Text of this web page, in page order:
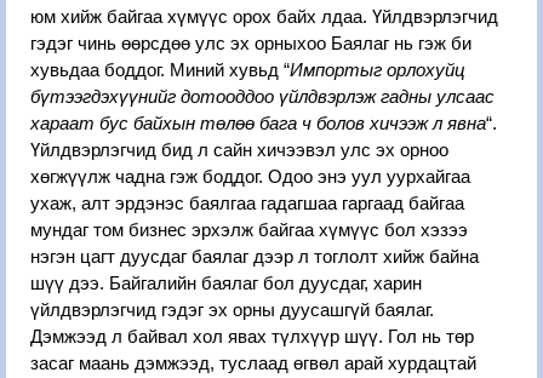
юм хийж байгаа хүмүүс орох байх лдаа. Үйлдвэрлэгчид
гэдэг чинь өөрсдөө улс эх орныхоо Баялаг нь гэж би
хувьдаа боддог. Миний хувьд “Импортыг орлохуйц
бүтээгдэхүүнийг дотооддоо үйлдвэрлэж гадны улсаас
хараат бус байхын төлөө бага ч болов хичээж л явна“.
Үйлдвэрлэгчид бид л сайн хичээвэл улс эх орноо
хөгжүүлж чадна гэж боддог. Одоо энэ уул уурхайгаа
ухаж, алт эрдэнэс баялгаа гадагшаа гаргаад байгаа
мундаг том бизнес эрхэлж байгаа хүмүүс бол хэзээ
нэгэн цагт дуусдаг баялаг дээр л тоглолт хийж байна
шүү дээ. Байгалийн баялаг бол дуусдаг, харин
үйлдвэрлэгчид гэдэг эх орны дуусашгүй баялаг.
Дэмжээд л байвал хол явах түлхүүр шүү. Гол нь төр
засаг маань дэмжээд, туслаад өгвөл арай хурдацтай